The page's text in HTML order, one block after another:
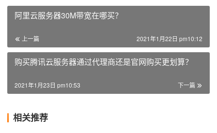
阿里云服务器30M带宽在哪买？
上一篇 2021年1月22日 pm10:12
购买腾讯云服务器通过代理商还是官网购买更划算？
下一篇
2021年1月23日 pm10:53
相关推荐